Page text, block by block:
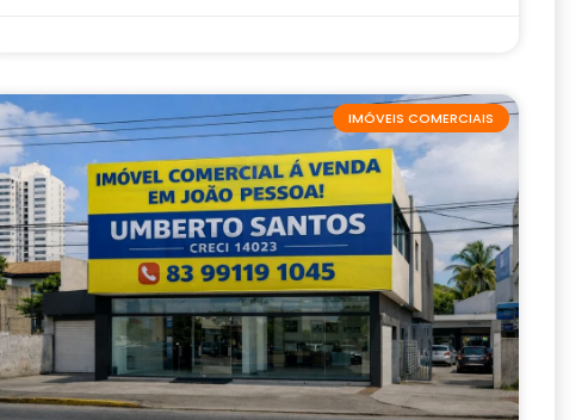
IMÓVEIS COMERCIAIS